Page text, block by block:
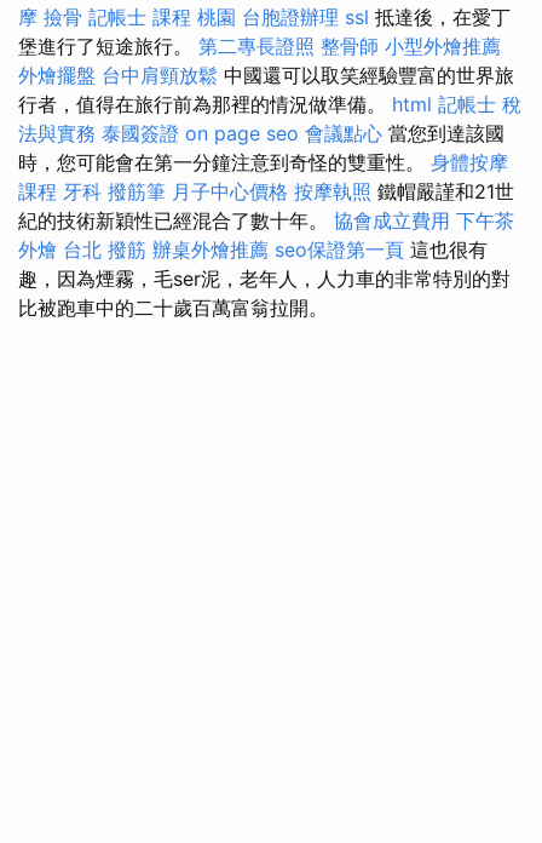
摩 撿骨 記帳士 課程 桃園 台胞證辦理 ssl 抵達後，在愛丁
堡進行了短途旅行。 第二專長證照 整骨師 小型外燴推薦
外燴擺盤 台中肩頸放鬆 中國還可以取笑經驗豐富的世界旅
行者，值得在旅行前為那裡的情況做準備。 html 記帳士 稅
法與實務 泰國簽證 on page seo 會議點心 當您到達該國
時，您可能會在第一分鐘注意到奇怪的雙重性。 身體按摩
課程 牙科 撥筋筆 月子中心價格 按摩執照 鐵帽嚴謹和21世
紀的技術新穎性已經混合了數十年。 協會成立費用 下午茶
外燴 台北 撥筋 辦桌外燴推薦 seo保證第一頁 這也很有
趣，因為煙霧，毛ser泥，老年人，人力車的非常特別的對
比被跑車中的二十歲百萬富翁拉開。